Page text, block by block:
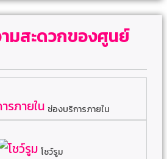
มสะดวกของศูนย์
ช่องบริการภายใน
โชว์รูม